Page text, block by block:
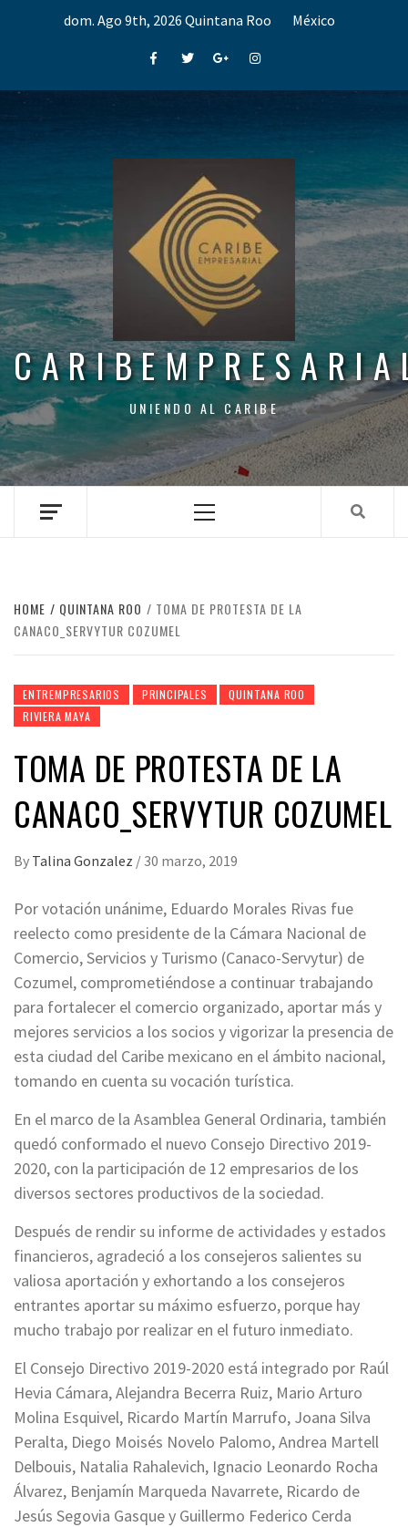
dom. Ago 9th, 2026 Quintana Roo México
FacebookTwitterGoogle+Instagram
UNIENDO AL CARIBE
Menu
HOME QUINTANA ROO
TOMA DE PROTESTA DE LA
CANACO_SERVYTUR COZUMEL
ENTREMPRESARIOS PRINCIPALES
QUINTANA ROO
RIVIERA MAYA
TOMA DE PROTESTA DE LA
CANACO_SERVYTUR COZUMEL
By Talina Gonzalez / 30 marzo, 2019
Por votación unánime, Eduardo Morales Rivas fue
reelecto como presidente de la Cámara Nacional de
Comercio, Servicios y Turismo (Canaco-Servytur) de
Cozumel, comprometiéndose a continuar trabajando
para fortalecer el comercio organizado, aportar más y
mejores servicios a los socios y vigorizar la presencia de
esta ciudad del Caribe mexicano en el ámbito nacional,
tomando en cuenta su vocación turística.
En el marco de la Asamblea General Ordinaria, también
quedó conformado el nuevo Consejo Directivo 2019-
2020, con la participación de 12 empresarios de los
diversos sectores productivos de la sociedad.
Después de rendir su informe de actividades y estados
financieros, agradeció a los consejeros salientes su
valiosa aportación y exhortando a los consejeros
entrantes aportar su máximo esfuerzo, porque hay
mucho trabajo por realizar en el futuro inmediato.
El Consejo Directivo 2019-2020 está integrado por Raúl
Hevia Cámara, Alejandra Becerra Ruiz, Mario Arturo
Molina Esquivel, Ricardo Martín Marrufo, Joana Silva
Peralta, Diego Moisés Novelo Palomo, Andrea Martell
Delbouis, Natalia Rahalevich, Ignacio Leonardo Rocha
Álvarez, Benjamín Marqueda Navarrete, Ricardo de
Jesús Segovia Gasque y Guillermo Federico Cerda